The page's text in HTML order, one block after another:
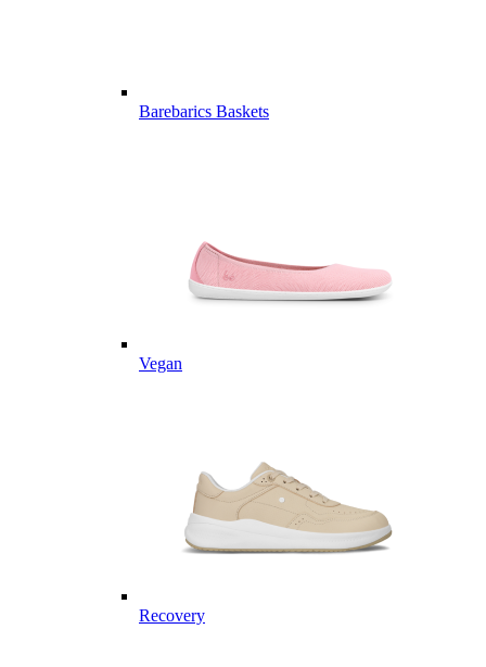
Barebarics Baskets
Vegan
Recovery